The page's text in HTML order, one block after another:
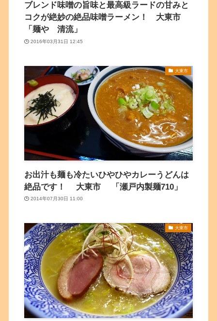
ブレンド味噌の旨味と最高級ラードの甘みと
コクが絶妙の絶品味噌ラーメン！ 大東市
「麺や 清流」
2016年03月31日 12:45
大東市
お出汁も麺も冷たいひやひやカレーうどんは
絶品です！ 大東市 「瀬戸内製麺710」
2014年07月30日 11:00
大東市